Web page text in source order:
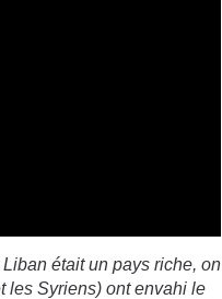
était un pays riche, on
les Syriens) ont envahi le